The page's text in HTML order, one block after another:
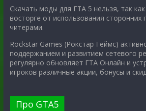
Скачать моды для ГТА 5 нельзя, так
восторге от использования сторонних
читерами.
Rockstar Games (Рокстар Геймс)
поддержанием и развитием сетевого
регулярно обновляет ГТА Онлайн и
игроков различные акции, бонусы и
Про GTA5